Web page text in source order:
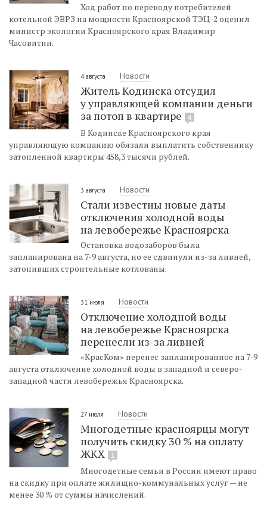
Ход работ по переводу потребителей
котельной ЭВРЗ на мощности Красноярской ТЭЦ-2 оценил
министр экологии Красноярского края Владимир
Часовитин.
4 августа Новости
Житель Кодинска отсудил
у управляющей компании деньги
за потоп в квартире
4
В Кодинске Красноярского края
управляющую компанию обязали выплатить собственнику
затопленной квартиры 458,3 тысячи рублей.
3 августа Новости
Стали известны новые даты
отключения холодной воды
на левобережье Красноярска
Остановка водозаборов была
запланирована на 7-9 августа, но ее сдвинули из-за ливней,
затопивших строительные котлованы.
31 июля Новости
Отключение холодной воды
на левобережье Красноярска
перенесли из-за ливней
«КрасКом» перенес запланированное на 7-9
августа отключение холодной воды в западной и северо-
западной части левобережья Красноярска.
27 июля Новости
Многодетные красноярцы могут
получить скидку 30 % на оплату
ЖКХ
1
Многодетные семьи в России имеют право
на скидку при оплате жилищно-коммунальных услуг — не
менее 30 % от суммы начислений.